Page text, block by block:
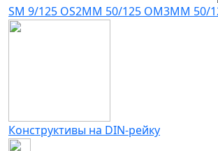
SM 9/125 OS2MM 50/125 OM3MM 50/
Конструктивы на DIN-рейку